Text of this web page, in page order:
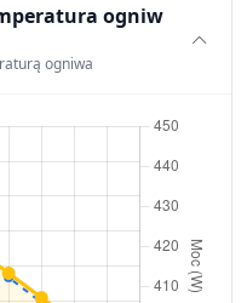
ogniw
ogniwa